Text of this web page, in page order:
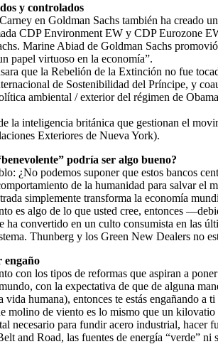
y controlados
en Goldman Sachs también ha creado
CDP Environment EW y CDP Eurozone
Marine Abiad de Goldman Sachs
papel virtuoso en la economía”.
que la Rebelión de la Extinción no fue
de Sostenibilidad del Príncipe, y
ambiental / exterior del régimen de
la inteligencia británica que gestionan el
Exteriores de Nueva York).
podría ser algo bueno?
¿No podemos suponer que estos bancos
de la humanidad para salvar el
simplemente transforma la economía
es algo de lo que usted cree, entonces
ha convertido en un culto consumista en las
Thunberg y los Green New Dealers no
engaño
con los tipos de reformas que aspiran a
con la expectativa de que de alguna
vida humana), entonces te estás engañando a
molino de viento es lo mismo que un kilovatio
necesario para fundir acero industrial,
and Road, las fuentes de energía “verde” ni